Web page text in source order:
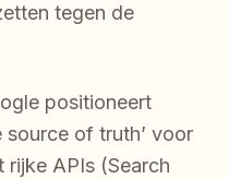
tegen de
positioneert
source of truth’ voor
APIs (Search